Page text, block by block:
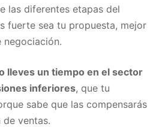
las diferentes etapas del
fuerte sea tu propuesta, mejor
negociación.
lleves un tiempo en el sector
inferiores, que tu
sabe que las compensarás
de ventas.